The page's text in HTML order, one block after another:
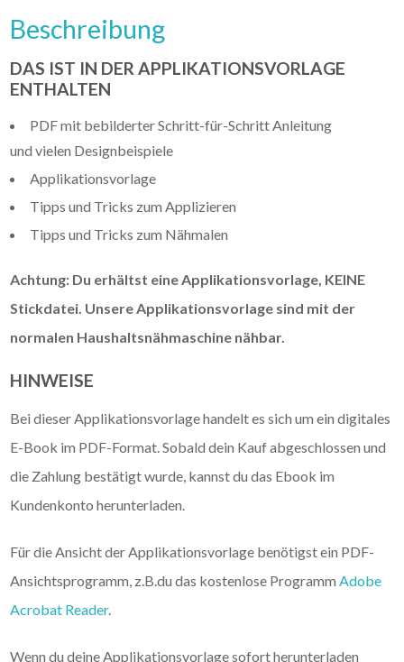
Beschreibung
DAS IST IN DER APPLIKATIONSVORLAGE
ENTHALTEN
PDF mit bebilderter Schritt-für-Schritt Anleitung
und vielen Designbeispiele
Applikationsvorlage
Tipps und Tricks zum Applizieren
Tipps und Tricks zum Nähmalen
Achtung: Du erhältst eine Applikationsvorlage, KEINE
Stickdatei. Unsere Applikationsvorlage sind mit der
normalen Haushaltsnähmaschine nähbar.
HINWEISE
Bei dieser Applikationsvorlage handelt es sich um ein digitales
E-Book im PDF-Format. Sobald dein Kauf abgeschlossen und
die Zahlung bestätigt wurde, kannst du das Ebook im
Kundenkonto herunterladen.
Für die Ansicht der Applikationsvorlage benötigst ein PDF-
Ansichtsprogramm, z.B.du das kostenlose ProgrammAdobe
Acrobat Reader.
Wenn du deine Applikationsvorlage sofort herunterladen